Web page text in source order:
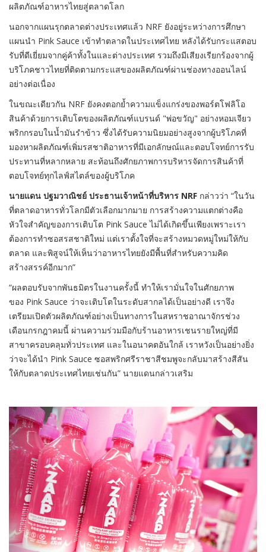
ผลิตภัณฑ์อาหารไทยสู่ตลาดโลก
นอกจากแผนรุกตลาดต่างประเทศแล้ว NRF ยังอยู่ระหว่างการศึกษา
แผนนำ Pink Sauce เข้าทำตลาดในประเทศไทย หลังได้รับกระแสตอบ
รับที่ดีเยี่ยมจากคู่ค้าทั้งในและต่างประเทศ รวมถึงมีเสียงเรียกร้องจากผู้
บริโภคชาวไทยที่ติดตามกระแสของผลิตภัณฑ์ผ่านช่องทางออนไลน์
อย่างต่อเนื่อง
ในขณะเดียวกัน NRF ยังคงตอกย้ำความแข็งแกร่งของพอร์ตโฟลิโอ
สินค้าด้วยการเติบโตของผลิตภัณฑ์แบรนด์ "พ่อขวัญ" อย่างหอมเจียว
พริกกรอบในน้ำมันรำข้าว ซึ่งได้รับความนิยมอย่างสูงจากผู้บริโภคที่
มองหาผลิตภัณฑ์เพิ่มรสชาติอาหารที่มีเอกลักษณ์และตอบโจทย์การรับ
ประทานที่หลากหลาย สะท้อนถึงศักยภาพการบริหารจัดการสินค้าที่
ตอบโจทย์ทุกไลฟ์สไตล์ของผู้บริโภค
นายแดน ปฐมวาณิชย์ ประธานเจ้าหน้าที่บริหาร NRF กล่าวว่า “ในวัน
ที่ตลาดอาหารทั่วโลกมีตัวเลือกมากมาย การสร้างความแตกต่างคือ
หัวใจสำคัญของการเติบโต Pink Sauce ไม่ได้เกิดขึ้นเพียงเพราะเรา
ต้องการทำซอสรสชาติใหม่ แต่เราตั้งใจที่จะสร้างหมวดหมู่ใหม่ให้กับ
ตลาด และพิสูจน์ให้เห็นว่าอาหารไทยยังมีพื้นที่สำหรับความคิด
สร้างสรรค์อีกมาก”
“ผลตอบรับจากพันธมิตรในงานครั้งนี้ ทำให้เรามั่นใจในศักยภาพ
ของ Pink Sauce ว่าจะเติบโตในระดับสากลได้เป็นอย่างดี เราจึง
เตรียมเปิดตัวผลิตภัณฑ์อย่างเป็นทางการในสหราชอาณาจักรช่วง
เดือนกรกฎาคมนี้ ผ่านความร่วมมือกับร้านอาหารเชนรายใหญ่ที่มี
สาขาครอบคลุมทั่วประเทศ และในอนาคตอันใกล้ เราหวังเป็นอย่างยิ่ง
ว่าจะได้นำ Pink Sauce ซอสพริกศรีราชาสีชมพูจะกลับมาสร้างสีสัน
ให้กับตลาดประเทศไทยเช่นกัน” นายแดนกล่าวเสริม